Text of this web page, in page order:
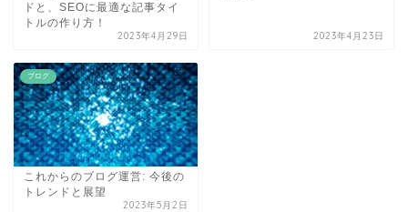
ドと、SEOに最適な記事タイ
トルの作り方！
2023年4月29日 2023年4月23日
ブログ
これからのブログ運営: 今後の
トレンドと展望
2023年5月2日